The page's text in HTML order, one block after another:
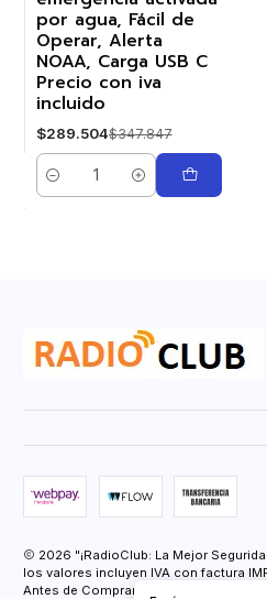
por agua, Fácil de
Operar, Alerta
NOAA, Carga USB C
Precio con iva
incluido
$289.504$347.847
Cantidad
2026 "¡RadioClub: La Mejor
los valores incluyen IVA con factura
Antes de Comprar.".